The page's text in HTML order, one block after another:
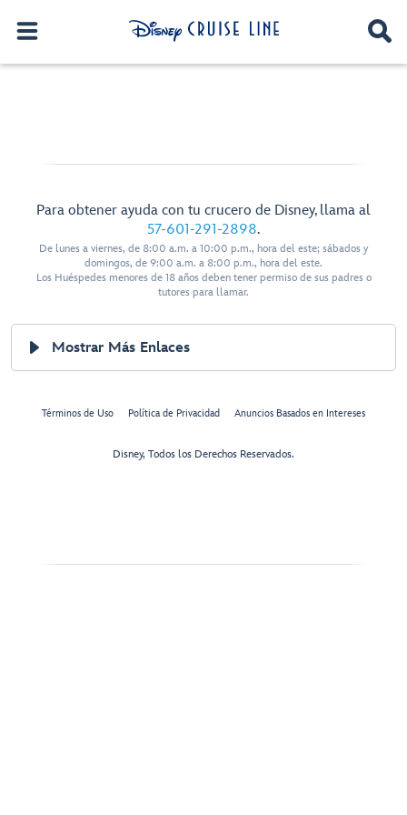
Para obtener ayuda con tu crucero de Disney, llama al
57-601-291-2898.
De lunes a viernes, de 8:00 a.m. a 10:00 p.m., hora del este; sábados y
domingos, de 9:00 a.m. a 8:00 p.m., hora del este.
Los Huéspedes menores de 18 años deben tener permiso de sus padres o
tutores para llamar.
Mostrar Más Enlaces
Términos de Uso Política de Privacidad Anuncios Basados en Intereses
Disney, Todos los Derechos Reservados.